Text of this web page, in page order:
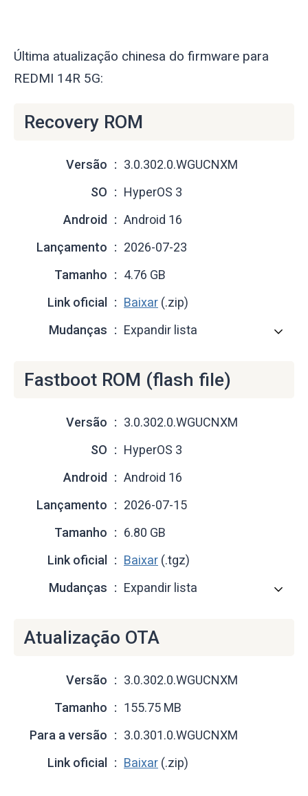
Última atualização chinesa do firmware para
REDMI 14R 5G:
Recovery ROM
Versão
3.0.302.0.WGUCNXM
SO
HyperOS 3
Android
Android 16
Lançamento
2026-07-23
Tamanho
4.76 GB
Link oficial
Baixar (.zip)
Mudanças
Expandir lista
Fastboot ROM (flash file)
Versão
3.0.302.0.WGUCNXM
SO
HyperOS 3
Android
Android 16
Lançamento
2026-07-15
Tamanho
6.80 GB
Link oficial
Baixar (.tgz)
Mudanças
Expandir lista
Atualização OTA
Versão
3.0.302.0.WGUCNXM
Tamanho
155.75 MB
Para a versão
3.0.301.0.WGUCNXM
Link oficial
Baixar (.zip)